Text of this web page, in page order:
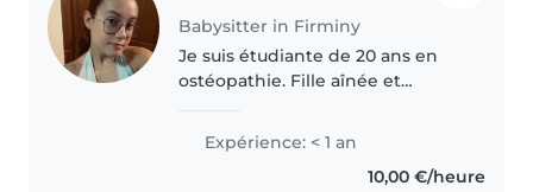
Babysitter in Firminy
Je suis étudiante de 20 ans en
ostéopathie. Fille aînée et
toujours était proche des
enfants, je me suis souvent
occupé de mon petit frère et des
Expérience: < 1 an
10,00 €/heure